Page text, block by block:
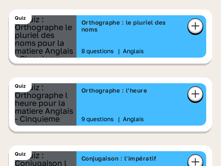
Quiz
Orthographe : le pluriel des
noms
8 questions | Anglais
Quiz
Orthographe : l'heure
9 questions | Anglais
Quiz
Conjugaison : l'impératif